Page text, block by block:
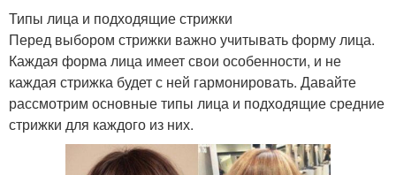
Типы лица и подходящие стрижки
Перед выбором стрижки важно учитывать форму лица.
Каждая форма лица имеет свои особенности, и не
каждая стрижка будет с ней гармонировать. Давайте
рассмотрим основные типы лица и подходящие средние
стрижки для каждого из них.